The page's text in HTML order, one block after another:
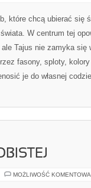
które chcą ubierać się
W centrum tej
Tajus nie zamyka się
fasony, sploty,
je do własnej
MOŻLIWOŚĆ